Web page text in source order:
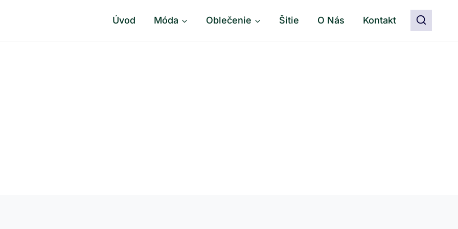
Úvod Móda Oblečenie Šitie O Nás Kontakt